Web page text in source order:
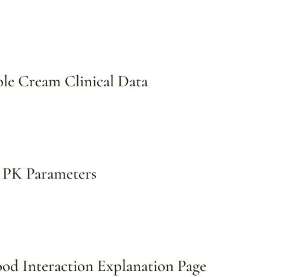
Cream Clinical Data
Parameters
Interaction Explanation Page